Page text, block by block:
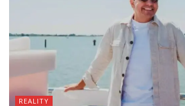
REALITY